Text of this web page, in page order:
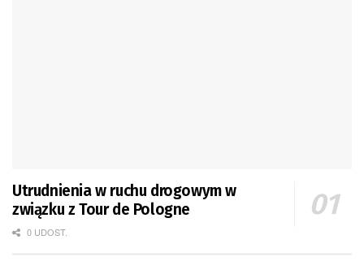
Utrudnienia w ruchu drogowym w
związku z Tour de Pologne
0 UDOST.